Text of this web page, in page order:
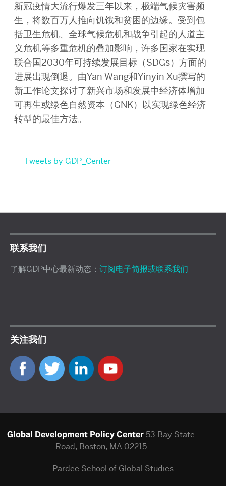
新冠疫情大流行爆发三年以来，极端气候灾害频
生，将数百万人推向饥饿和贫困的边缘。受到包
括卫生危机、全球气候危机和战争引起的人道主
义危机等多重危机的叠加影响，许多国家在实现
联合国2030年可持续发展目标（SDGs）方面的
进展出现倒退。由Yan Wang和Yinyin Xu撰写的
新工作论文探讨了新兴市场和发展中经济体增加
可再生或绿色自然资本（GNK）以实现绿色经济
转型的最佳方法。
Tweets by GDP_Center
联系我们
了解GDP中心最新动态： 订阅电子简报或联系我们
关注我们
Global Development Policy Center 53 Bay State
Road, Boston, MA 02215
Pardee School of Global Studies